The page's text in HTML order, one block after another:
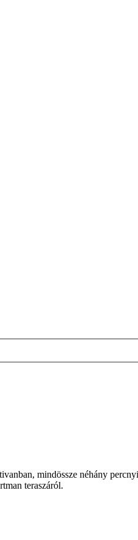
mindössze néhány
teraszáról.